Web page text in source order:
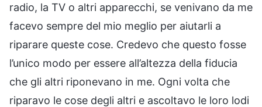
radio, la TV o altri apparecchi, se venivano da me
facevo sempre del mio meglio per aiutarli a
riparare queste cose. Credevo che questo fosse
l’unico modo per essere all’altezza della fiducia
che gli altri riponevano in me. Ogni volta che
riparavo le cose degli altri e ascoltavo le loro lodi